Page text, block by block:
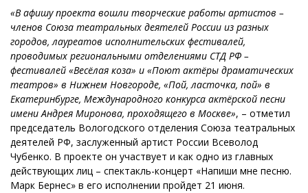
«В афишу проекта вошли творческие работы артистов –
членов Союза театральных деятелей России из разных
городов, лауреатов исполнительских фестивалей,
проводимых региональными отделениями СТД РФ –
фестивалей «Весёлая коза» и «Поют актёры драматических
театров» в Нижнем Новгороде, «Пой, ласточка, пой» в
Екатеринбурге, Международного конкурса актёрской песни
имени Андрея Миронова, проходящего в Москве», – отметил
председатель Вологодского отделения Союза театральных
деятелей РФ, заслуженный артист России Всеволод
Чубенко. В проекте он участвует и как одно из главных
действующих лиц – спектакль-концерт «Напиши мне песню.
Марк Бернес» в его исполнении пройдет 21 июня.